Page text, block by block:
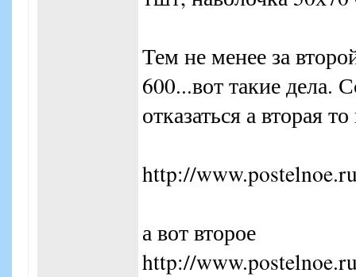
Тем не менее за
600...вот такие дела.
отказаться а вторая
http://
а вот второе
http://